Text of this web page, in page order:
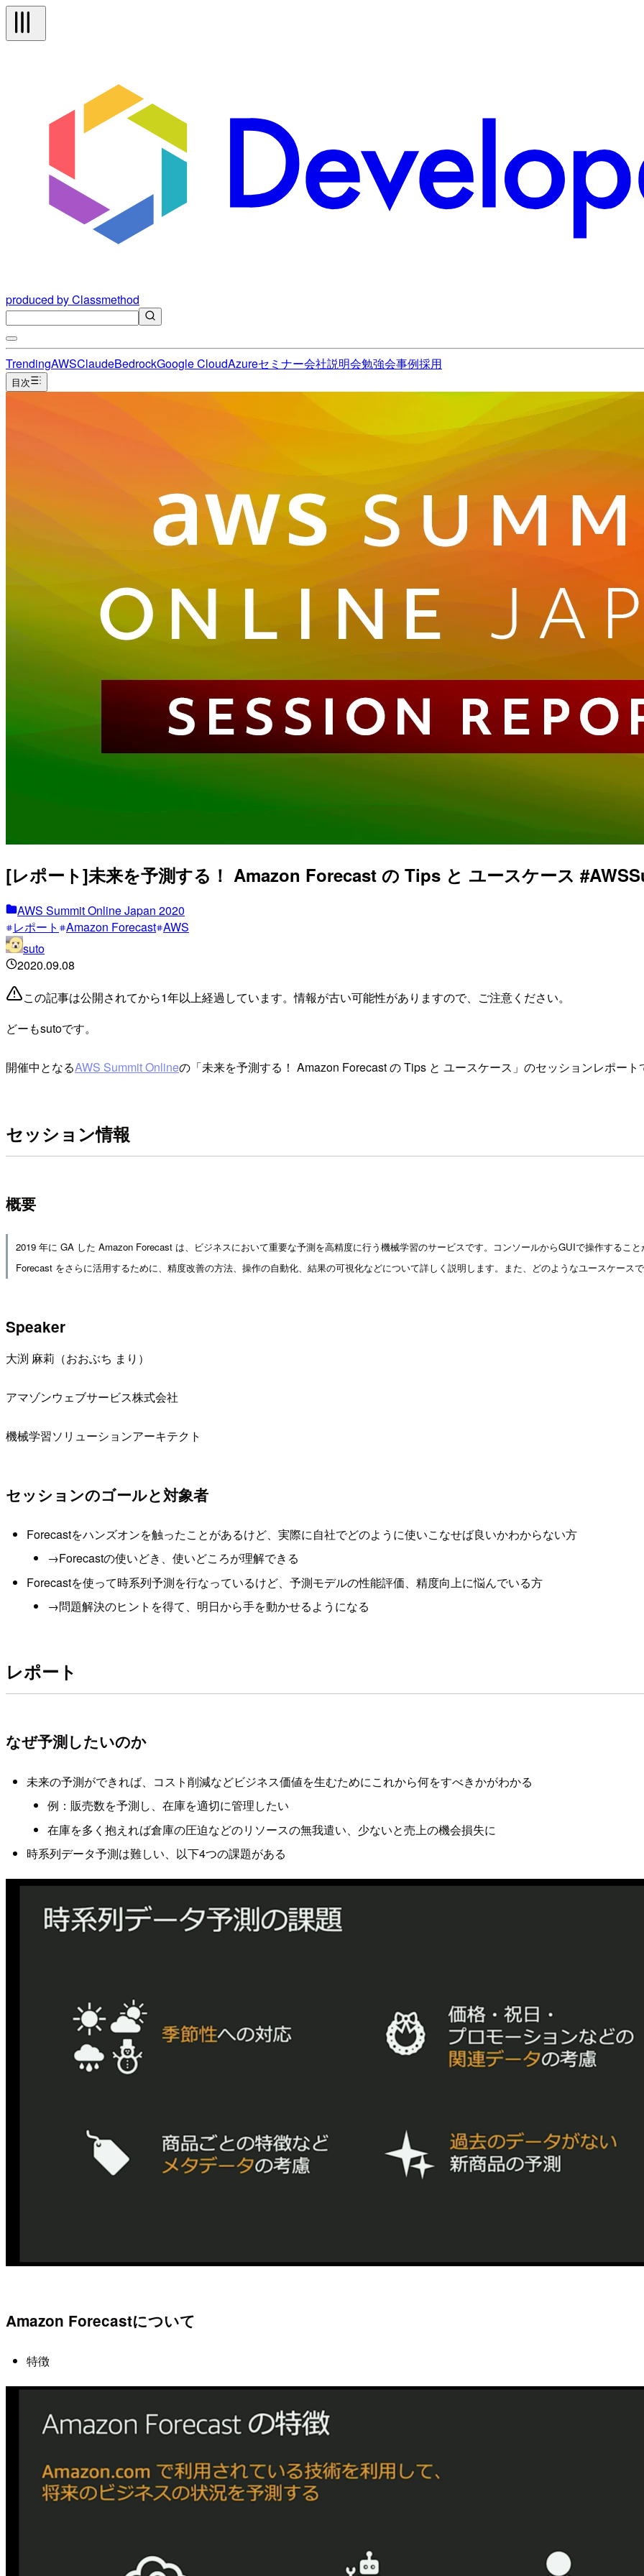
produced by Classmethod
TrendingAWSClaudeBedrockGoogle CloudAzureセミナー会社説明会勉強会事例採用
目次
[レポート]未来を予測する！ Amazon Forecast の Tips と ユースケース
AWS Summit Online Japan 2020
レポート
Amazon Forecast AWS
suto
2020.09.08
この記事は公開されてから1年以上経過しています。情報が古い可能性がありますので、ご注意ください。
どーもsutoです。
開催中となるAWS Summit Onlineの「未来を予測する！ Amazon Forecast の Tips と ユースケース」のセッションレポート
セッション情報
概要
2019 年に GA した Amazon Forecast は、ビジネスにおいて重要な予測を高精度に行う機械学習のサービスです。コンソールからGUIで操作するこ
Forecast をさらに活用するために、精度改善の方法、操作の自動化、結果の可視化などについて詳しく説明します。また、どのようなユースケース
Speaker
大渕 麻莉（おおぶち まり）
アマゾンウェブサービス株式会社
機械学習ソリューションアーキテクト
セッションのゴールと対象者
Forecastをハンズオンを触ったことがあるけど、実際に自社でどのように使いこなせば良いかわからない方
→Forecastの使いどき、使いどころが理解できる
Forecastを使って時系列予測を行なっているけど、予測モデルの性能評価、精度向上に悩んでいる方
→問題解決のヒントを得て、明日から手を動かせるようになる
レポート
なぜ予測したいのか
未来の予測ができれば、コスト削減などビジネス価値を生むためにこれから何をすべきかがわかる
例：販売数を予測し、在庫を適切に管理したい
在庫を多く抱えれば倉庫の圧迫などのリソースの無我遣い、少ないと売上の機会損失に
時系列データ予測は難しい、以下4つの課題がある
Amazon Forecastについて
特徴